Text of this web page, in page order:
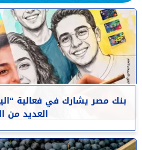
بنك مصر يشارك في فعالية
العديد من